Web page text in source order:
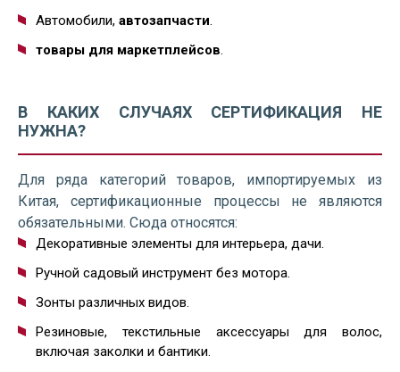
Автомобили, автозапчасти.
товары для маркетплейсов.
В КАКИХ СЛУЧАЯХ СЕРТИФИКАЦИЯ НЕ
НУЖНА?
Для ряда категорий товаров, импортируемых из
Китая, сертификационные процессы не являются
обязательными. Сюда относятся:
Декоративные элементы для интерьера, дачи.
Ручной садовый инструмент без мотора.
Зонты различных видов.
Резиновые, текстильные аксессуары для волос,
включая заколки и бантики.